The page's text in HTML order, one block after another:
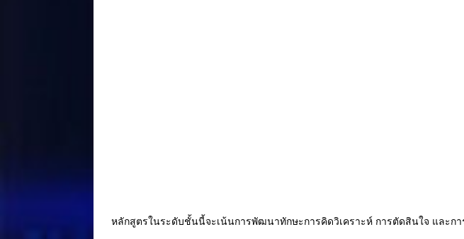
หลักสูตรในระดับชั้นนี้จะเน้นการพัฒนาทักษะการคิดวิเคราะห์ การตัดสินใจ และ